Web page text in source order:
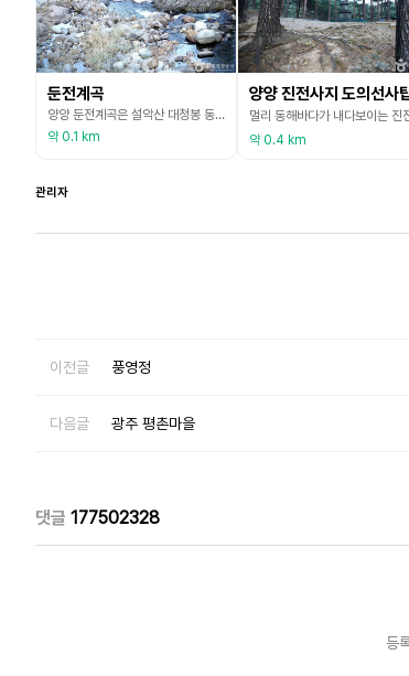
둔전계곡
양양 둔전계곡은 설악산 대청봉 동쪽 산자락에서 발원해 동해로 흐르는 물줄기를 따라 천혜의 오지로 알려진 계곡이다. 둔전계곡의 이름은 둔전이지만 그 물길은 둔전리와 간곡리, 석교리를 흐르고 있다. 높은 산, 맑은 물가에 자리 잡은 둔전 계곡 내에 있는 저수지에는 산천어 등 각종 민물 어류들이 서식하고 있어 낚시를 즐기러 오는 사람들이 많다. 둔전계곡에는 진전사지 3층석탑, 진전사부도, 영혈사, 양양향교, 양양남대천, 낙산사 등 다양한 관광지가 있어서
약 0.1 km
양양 진전사지 도의선사
약 0.4 km
관리자
이전글 풍영정
다음글 광주 평촌마을
댓글 177502328
등